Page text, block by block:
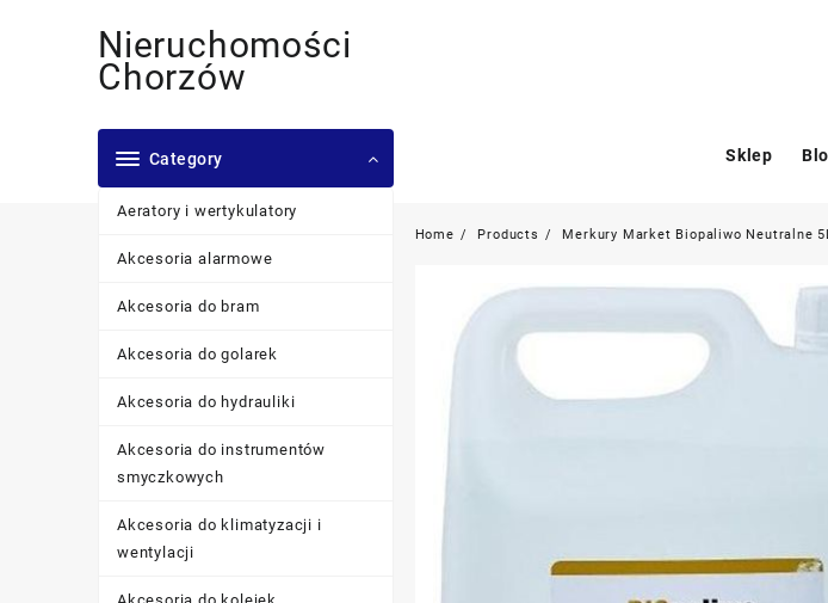
Nieruchomości
Chorzów
Category
Aeratory i wertykulatory
Akcesoria alarmowe
Akcesoria do bram
Akcesoria do golarek
Akcesoria do hydrauliki
Akcesoria do instrumentów
smyczkowych
Akcesoria do klimatyzacji i
wentylacji
Sklep
Home Products Merkury Market Biopaliwo Neutralne